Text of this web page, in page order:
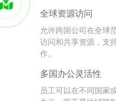
全球资源访问
允许跨国公司在全球
访问和共享资源，支
作。
多国办公灵活性
员工可以在不同国家